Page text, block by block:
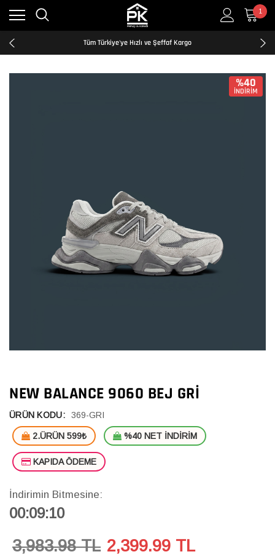
1
Kredi Kartına Taksit İmkanı
2500₺ ve Üzeri Ücretsiz Kargo
Tüm Türkiye'ye Hızlı ve Şeffaf Kargo
Kredi Kartına Taksit İmkanı
%40
İNDİRİM
NEW BALANCE 9060 BEJ GRI
ÜRÜN KODU: 369-GRI
2.ÜRÜN 599₺ %40 NET İNDİRİM
KAPIDA ÖDEME
İndirimin Bitmesine:
00:09:10
3,983.98 TL 2,399.99 TL